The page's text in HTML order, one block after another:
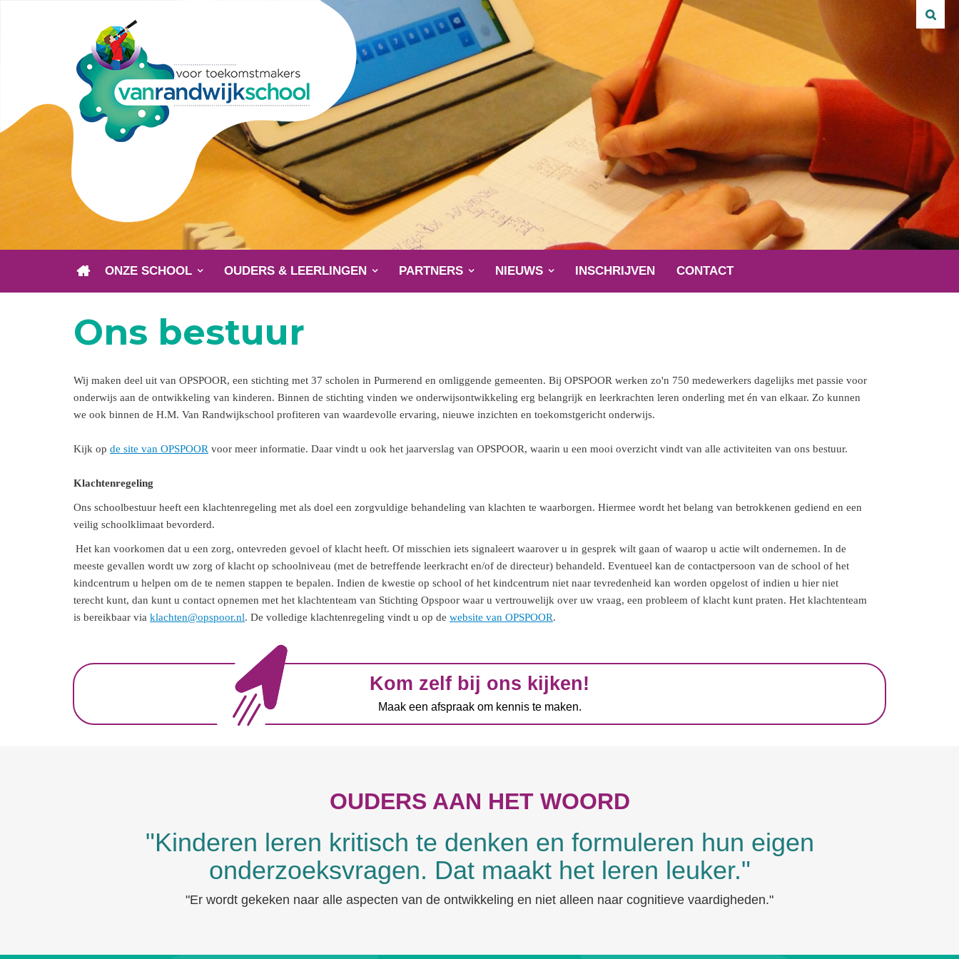
ONZE SCHOOL OUDERS & LEERLINGEN PARTNERS NIEUWS INSCHRIJVEN CONTACT
Ons bestuur
Wij maken deel uit van OPSPOOR, een stichting met 37 scholen in Purmerend en omliggende gemeenten. Bij OPSPOOR werken zo'n 750 medewerkers dagelijks met passie voor
onderwijs aan de ontwikkeling van kinderen. Binnen de stichting vinden we onderwijsontwikkeling erg belangrijk en leerkrachten leren onderling met én van elkaar. Zo kunnen
we ook binnen de H.M. Van Randwijkschool profiteren van waardevolle ervaring, nieuwe inzichten en toekomstgericht onderwijs.
Kijk op de site van OPSPOOR voor meer informatie. Daar vindt u ook het jaarverslag van OPSPOOR, waarin u een mooi overzicht vindt van alle activiteiten van ons bestuur.
Klachtenregeling
Ons schoolbestuur heeft een klachtenregeling met als doel een zorgvuldige behandeling van klachten te waarborgen. Hiermee wordt het belang van betrokkenen gediend en een
veilig schoolklimaat bevorderd.
Het kan voorkomen dat u een zorg, ontevreden gevoel of klacht heeft. Of misschien iets signaleert waarover u in gesprek wilt gaan of waarop u actie wilt ondernemen. In de
meeste gevallen wordt uw zorg of klacht op schoolniveau (met de betreffende leerkracht en/of de directeur) behandeld. Eventueel kan de contactpersoon van de school of het
kindcentrum u helpen om de te nemen stappen te bepalen. Indien de kwestie op school of het kindcentrum niet naar tevredenheid kan worden opgelost of indien u hier niet
terecht kunt, dan kunt u contact opnemen met het klachtenteam van Stichting Opspoor waar u vertrouwelijk over uw vraag, een probleem of klacht kunt praten. Het klachtenteam
is bereikbaar via klachten@opspoor.nl. De volledige klachtenregeling vindt u op de website van OPSPOOR.
Kom zelf bij ons kijken!
Maak een afspraak om kennis te maken.
OUDERS AAN HET WOORD
"Kinderen leren kritisch te denken en formuleren hun eigen
onderzoeksvragen. Dat maakt het leren leuker."
"Er wordt gekeken naar alle aspecten van de ontwikkeling en niet alleen naar cognitieve vaardigheden."